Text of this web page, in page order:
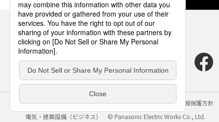
サイトのご利用にあたって クッキーポリシー
個人情報保護方針
電気・建築設備（ビジネス）
© Panasonic Electric Works Co., Ltd.